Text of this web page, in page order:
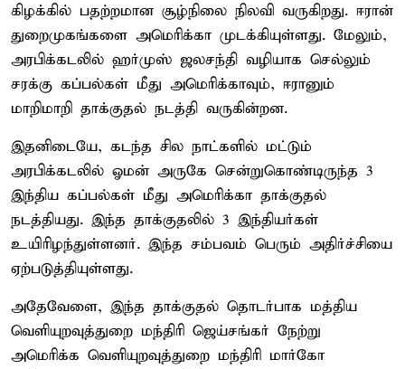
கிழக்கில் பதற்றமான சூழ்நிலை நிலவி வருகிறது. ஈரான்
துறைமுகங்களை அமெரிக்கா முடக்கியுள்ளது. மேலும்,
அரபிக்கடலில் ஹர்முஸ் ஜலசந்தி வழியாக செல்லும்
சரக்கு கப்பல்கள் மீது அமெரிக்காவும், ஈரானும்
மாறிமாறி தாக்குதல் நடத்தி வருகின்றன.
இதனிடையே, கடந்த சில நாட்களில் மட்டும்
அரபிக்கடலில் ஓமன் அருகே சென்றுகொண்டிருந்த 3
இந்திய கப்பல்கள் மீது அமெரிக்கா தாக்குதல்
நடத்தியது. இந்த தாக்குதலில் 3 இந்தியர்கள்
உயிரிழந்துள்ளனர். இந்த சம்பவம் பெரும் அதிர்ச்சியை
ஏற்படுத்தியுள்ளது.
அதேவேளை, இந்த தாக்குதல் தொடர்பாக மத்திய
வெளியுறவுத்துறை மந்திரி ஜெய்சங்கர் நேற்று
அமெரிக்க வெளியுறவுத்துறை மந்திரி மார்கோ